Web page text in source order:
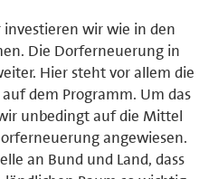
wir wie in den
Die Dorferneuerung in
Hier steht vor allem die
dem Programm. Um das
unbedingt auf die Mittel
angewiesen.
an Bund und Land, dass